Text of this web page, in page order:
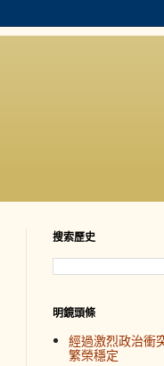
搜索歷史
明鏡頭條
經過激烈政治衝
繁榮穩定